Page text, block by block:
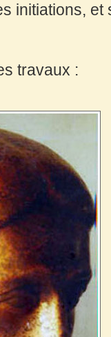
initiations, et
travaux :